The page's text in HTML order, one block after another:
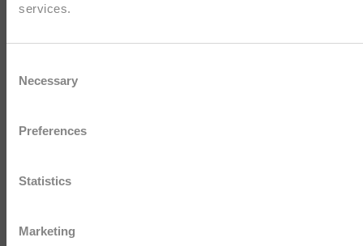
services.
Selection
Necessary
Preferences
Statistics
Marketing